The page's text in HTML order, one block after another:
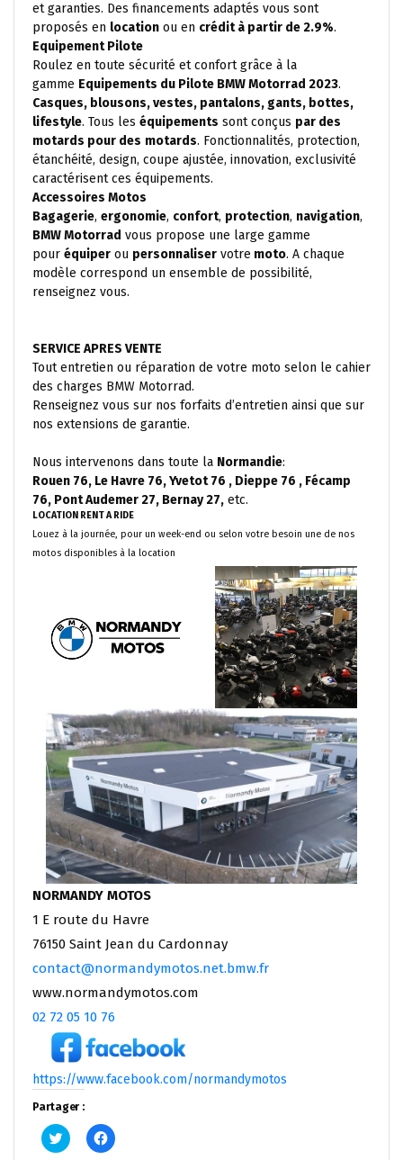
et garanties. Des financements adaptés vous sont
proposés en location ou en crédit à partir de 2.9%.
Equipement Pilote
Roulez en toute sécurité et confort grâce à la
gamme Equipements du Pilote BMW Motorrad 2023.
Casques, blousons, vestes, pantalons, gants, bottes,
lifestyle. Tous les équipements sont conçus par des
motards pour des motards. Fonctionnalités, protection,
étanchéité, design, coupe ajustée, innovation, exclusivité
caractérisent ces équipements.
Accessoires Motos
Bagagerie, ergonomie, confort, protection, navigation,
BMW Motorrad vous propose une large gamme
pour équiper ou personnaliser votre moto. A chaque
modèle correspond un ensemble de possibilité,
renseignez vous.
SERVICE APRES VENTE
Tout entretien ou réparation de votre moto selon le cahier
des charges BMW Motorrad.
Renseignez vous sur nos forfaits d’entretien ainsi que sur
nos extensions de garantie.
Nous intervenons dans toute la Normandie:
Rouen 76, Le Havre 76, Yvetot 76 , Dieppe 76 , Fécamp
76, Pont Audemer 27, Bernay 27, etc.
LOCATION RENT A RIDE
Louez à la journée, pour un week-end ou selon votre besoin une de nos
motos disponibles à la location
NORMANDY MOTOS
1 E route du Havre
76150 Saint Jean du Cardonnay
contact@normandymotos.net.bmw.fr
www.normandymotos.com
02 72 05 10 76
https://www.facebook.com/normandymotos
Partager :
Cliquez
pour
Cliquez
pour